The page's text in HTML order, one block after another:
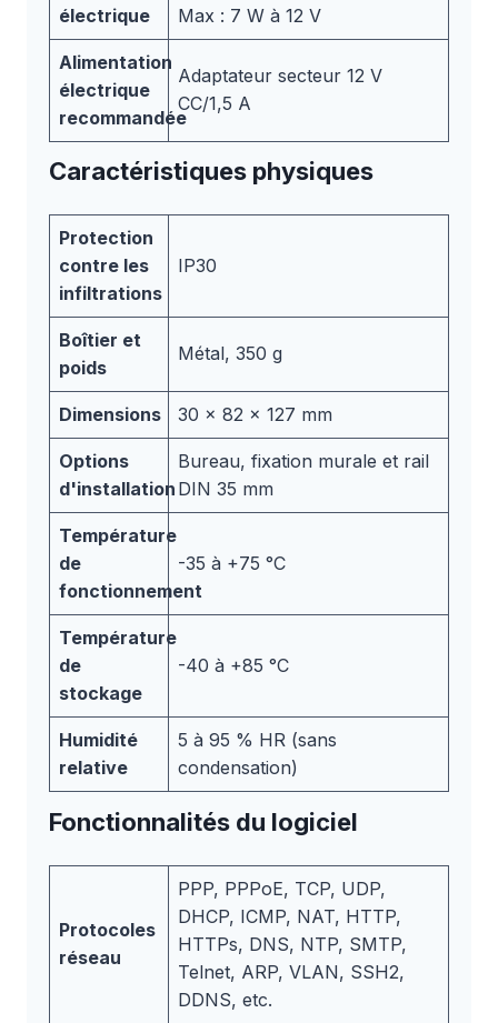
électrique
Max : 7 W à 12 V
Alimentation
électrique
recommandée
Adaptateur secteur 12 V
CC/1,5 A
Caractéristiques physiques
Protection
contre les
infiltrations
IP30
Boîtier et
poids
Métal, 350 g
Dimensions 30 x 82 x 127 mm
Options
d'installation
Bureau, fixation murale et rail
DIN 35 mm
Température
de
fonctionnement
-35 à +75 °C
Température
de
stockage
-40 à +85 °C
Humidité
relative
5 à 95 % HR (sans
condensation)
Fonctionnalités du logiciel
Protocoles
réseau
PPP, PPPoE, TCP, UDP,
DHCP, ICMP, NAT, HTTP,
HTTPs, DNS, NTP, SMTP,
Telnet, ARP, VLAN, SSH2,
DDNS, etc.